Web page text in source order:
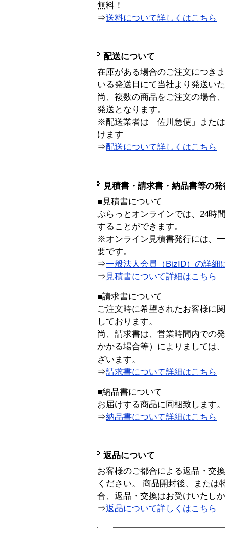
無料！
⇒送料について詳しくはこちら
配送について
在庫がある場合のご注文につき
いる発送日にて当社より発送い
尚、複数の商品をご注文の場合
発送となります。
※配送業者は「佐川急便」また
けます
⇒配送について詳しくはこちら
見積書・請求書・納品書等の
■見積書について
ぷらっとオンラインでは、24時
することができます。
※オンライン見積書発行には、
要です。
⇒一般法人会員（BizID）の詳細
⇒ 見積書について詳細はこちら
■請求書について
ご注文時に希望されたお客様に
しております。
尚、請求書は、営業時間内での
かかる場合等）によりましては
ざいます。
⇒請求書について詳細はこちら
■納品書について
お届けする商品に同梱致します。
⇒納品書について詳細はこちら
返品について
お客様のご都合による返品・交
ください。 商品開封後、または
合、返品・交換はお受けいたし
⇒返品について詳しくはこちら